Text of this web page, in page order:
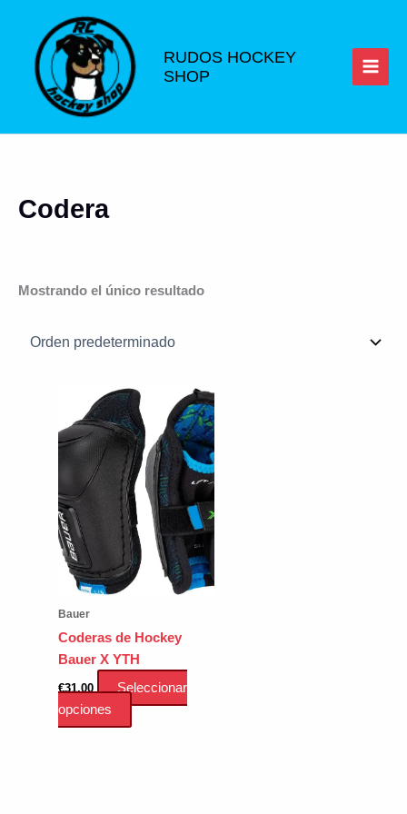
contenido
RUDOS HOCKEY
SHOP
Codera
Mostrando el único resultado
Bauer
Coderas de Hockey
Bauer X YTH
€31.00
Seleccionar
opciones
Este
producto